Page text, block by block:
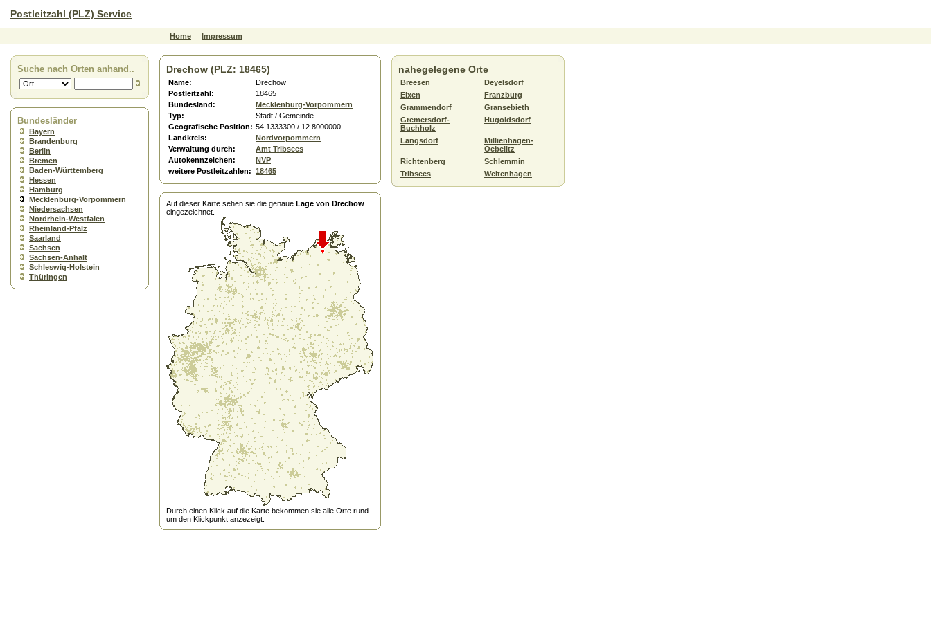
Postleitzahl (PLZ) Service
Home Impressum
Suche nach Orten anhand..
Bundesländer
Bayern
Brandenburg
Berlin
Bremen
Baden-Württemberg
Hessen
Hamburg
Mecklenburg-Vorpommern
Niedersachsen
Nordrhein-Westfalen
Rheinland-Pfalz
Saarland
Sachsen
Sachsen-Anhalt
Schleswig-Holstein
Thüringen
Drechow (PLZ: 18465)
Name:
Drechow
Postleitzahl:
18465
Bundesland:
Mecklenburg-Vorpommern
Typ:
Stadt / Gemeinde
Geografische Position: 54.1333300 / 12.8000000
Landkreis:
Nordvorpommern
Verwaltung durch:
Amt Tribsees
Autokennzeichen:
NVP
weitere Postleitzahlen: 18465
Auf dieser Karte sehen sie die genaue Lage von Drechow
eingezeichnet.
Durch einen Klick auf die Karte bekommen sie alle Orte rund
um den Klickpunkt anzezeigt.
nahegelegene Orte
Breesen
Deyelsdorf
Eixen
Franzburg
Grammendorf
Gransebieth
Gremersdorf-
Buchholz
Hugoldsdorf
Langsdorf
Millienhagen-
Oebelitz
Richtenberg
Schlemmin
Tribsees
Weitenhagen